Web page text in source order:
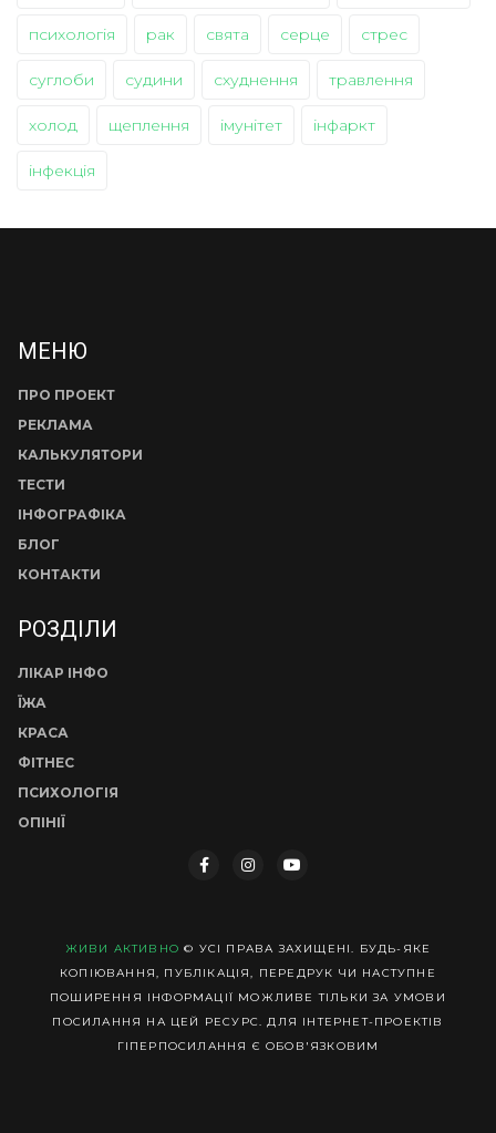
психологія рак свята серце стрес
суглоби судини схуднення травлення
холод щеплення імунітет інфаркт
інфекція
МЕНЮ
ПРО ПРОЕКТ
РЕКЛАМА
КАЛЬКУЛЯТОРИ
ТЕСТИ
ІНФОГРАФІКА
БЛОГ
КОНТАКТИ
РОЗДІЛИ
ЛІКАР ІНФО
ЇЖА
КРАСА
ФІТНЕС
ПСИХОЛОГІЯ
ОПІНІЇ
ЖИВИ АКТИВНО © УСІ ПРАВА ЗАХИЩЕНІ. БУДЬ-ЯКЕ
КОПІЮВАННЯ, ПУБЛІКАЦІЯ, ПЕРЕДРУК ЧИ НАСТУПНЕ
ПОШИРЕННЯ ІНФОРМАЦІЇ МОЖЛИВЕ ТІЛЬКИ ЗА УМОВИ
ПОСИЛАННЯ НА ЦЕЙ РЕСУРС. ДЛЯ ІНТЕРНЕТ-ПРОЕКТІВ
ГІПЕРПОСИЛАННЯ Є ОБОВ'ЯЗКОВИМ